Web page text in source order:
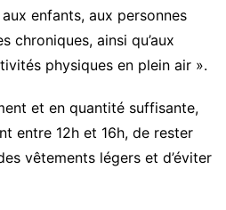
enfants, aux personnes
chroniques, ainsi qu’aux
physiques en plein air ».
et en quantité suffisante,
entre 12h et 16h, de rester
vêtements légers et d’éviter